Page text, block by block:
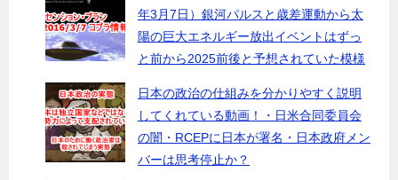
年3月7日）銀河パルスと歳差運動から太
陽の巨大エネルギー放出イベントはずっ
と前から2025前後と予想されていた模様
日本の政治の仕組みを分かりやすく説明
してくれている動画！・日米合同委員会
の闇・RCEPに日本が署名・日本政府メン
バーは思考停止か？